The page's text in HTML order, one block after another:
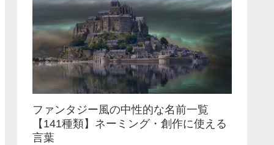
ファンタジー風の中性的な名前一覧
【141種類】ネーミング・創作に使える
言葉